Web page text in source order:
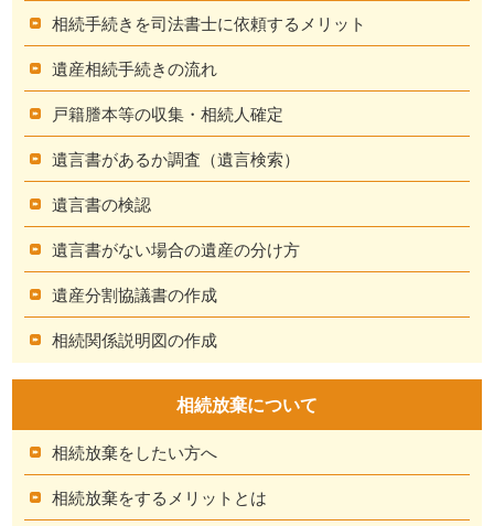
相続手続きを司法書士に依頼するメリット
遺産相続手続きの流れ
戸籍謄本等の収集・相続人確定
遺言書があるか調査（遺言検索）
遺言書の検認
遺言書がない場合の遺産の分け方
遺産分割協議書の作成
相続関係説明図の作成
相続放棄について
相続放棄をしたい方へ
相続放棄をするメリットとは